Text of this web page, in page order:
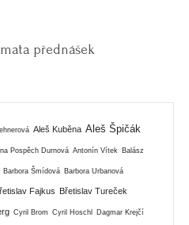
přednášek
Aleš Kuběna Aleš Špičák
Pospěch Durnová Antonín Vítek Balász
Barbora Šmídová Barbora Urbanová
Fajkus Břetislav Tureček
Cyril Brom Cyril Hoschl Dagmar Krejčí